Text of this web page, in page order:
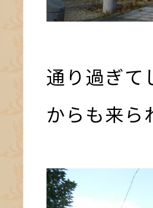
通り過ぎて
からも来